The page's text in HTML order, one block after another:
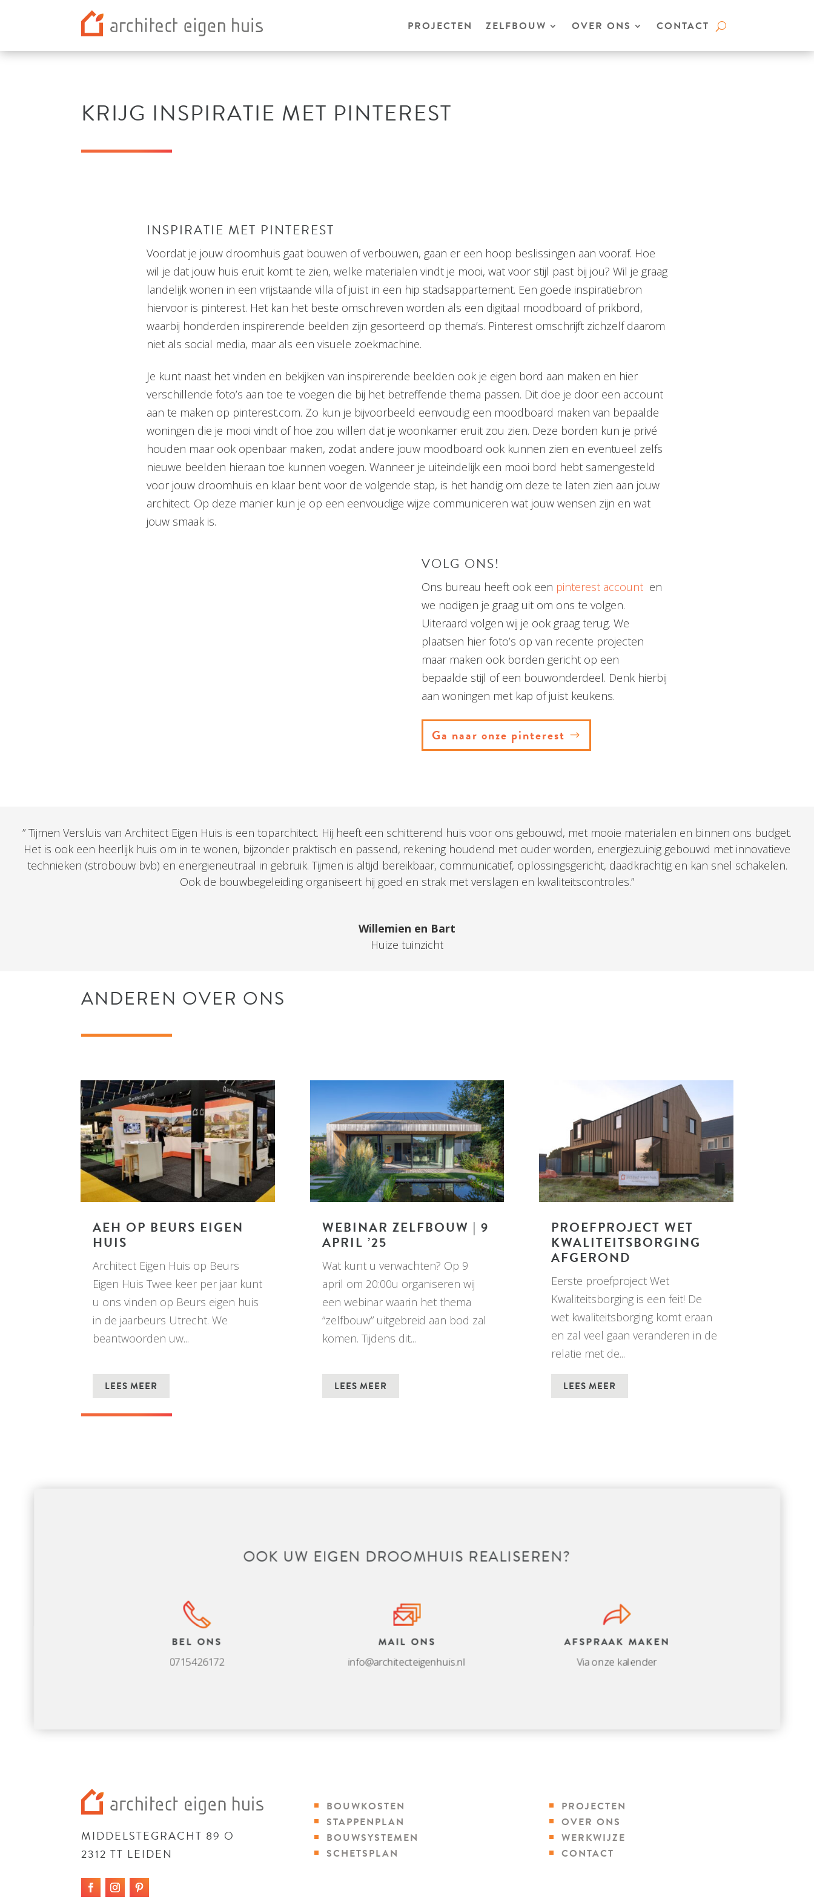
PROJECTEN ZELFBOUW OVER ONS CONTACT
KRIJG INSPIRATIE MET PINTEREST
INSPIRATIE MET PINTEREST
Voordat je jouw droomhuis gaat bouwen of verbouwen, gaan er een hoop beslissingen aan vooraf. Hoe
wil je dat jouw huis eruit komt te zien, welke materialen vindt je mooi, wat voor stijl past bij jou? Wil je graag
landelijk wonen in een vrijstaande villa of juist in een hip stadsappartement. Een goede inspiratiebron
hiervoor is pinterest. Het kan het beste omschreven worden als een digitaal moodboard of prikbord,
waarbij honderden inspirerende beelden zijn gesorteerd op thema’s. Pinterest omschrijft zichzelf daarom
niet als social media, maar als een visuele zoekmachine.
Je kunt naast het vinden en bekijken van inspirerende beelden ook je eigen bord aan maken en hier
verschillende foto’s aan toe te voegen die bij het betreffende thema passen. Dit doe je door een account
aan te maken op pinterest.com. Zo kun je bijvoorbeeld eenvoudig een moodboard maken van bepaalde
woningen die je mooi vindt of hoe zou willen dat je woonkamer eruit zou zien. Deze borden kun je privé
houden maar ook openbaar maken, zodat andere jouw moodboard ook kunnen zien en eventueel zelfs
nieuwe beelden hieraan toe kunnen voegen. Wanneer je uiteindelijk een mooi bord hebt samengesteld
voor jouw droomhuis en klaar bent voor de volgende stap, is het handig om deze te laten zien aan jouw
architect. Op deze manier kun je op een eenvoudige wijze communiceren wat jouw wensen zijn en wat
jouw smaak is.
VOLG ONS!
Ons bureau heeft ook een pinterest accounten
we nodigen je graag uit om ons te volgen.
Uiteraard volgen wij je ook graag terug. We
plaatsen hier foto’s op van recente projecten
maar maken ook borden gericht op een
bepaalde stijl of een bouwonderdeel. Denk hierbij
aan woningen met kap of juist keukens.
Ga naar onze pinterest
” Tijmen Versluis van Architect Eigen Huis is een toparchitect. Hij heeft een schitterend huis voor ons gebouwd, met mooie materialen en binnen ons budget.
Het is ook een heerlijk huis om in te wonen, bijzonder praktisch en passend, rekening houdend met ouder worden, energiezuinig gebouwd met innovatieve
technieken (strobouw bvb) en energieneutraal in gebruik. Tijmen is altijd bereikbaar, communicatief, oplossingsgericht, daadkrachtig en kan snel schakelen.
Ook de bouwbegeleiding organiseert hij goed en strak met verslagen en kwaliteitscontroles.”
Willemien en Bart
Huize tuinzicht
ANDEREN OVER ONS
AEH OP BEURS EIGEN
HUIS
Architect Eigen Huis op Beurs
Eigen Huis Twee keer per jaar kunt
u ons vinden op Beurs eigen huis
in de jaarbeurs Utrecht. We
beantwoorden uw...
LEES MEER
WEBINAR ZELFBOUW | 9
APRIL ’25
Wat kunt u verwachten? Op 9
april om 20:00u organiseren wij
een webinar waarin het thema
“zelfbouw” uitgebreid aan bod zal
komen. Tijdens dit...
LEES MEER
PROEFPROJECT WET
KWALITEITSBORGING
AFGEROND
Eerste proefproject Wet
Kwaliteitsborging is een feit! De
wet kwaliteitsborging komt eraan
en zal veel gaan veranderen in de
relatie met de...
LEES MEER
OOK UW EIGEN DROOMHUIS REALISEREN?
BEL ONS
0715426172
MAIL ONS
info@architecteigenhuis.nl
AFSPRAAK MAKEN
Via onze kalender
MIDDELSTEGRACHT 89 O
2312 TT LEIDEN
BOUWKOSTEN
STAPPENPLAN
BOUWSYSTEMEN
SCHETSPLAN
PROJECTEN
OVER ONS
WERKWIJZE
CONTACT